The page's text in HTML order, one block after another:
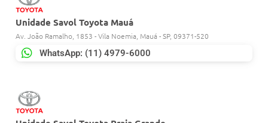
Unidade Savol Toyota Mauá
Av. João Ramalho, 1853 - Vila Noemia, Mauá - SP, 09371-520
WhatsApp: (11) 4979-6000